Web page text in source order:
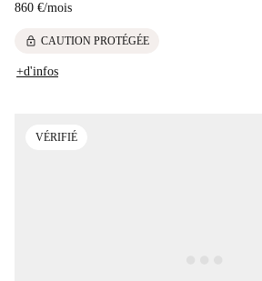
860 €/mois
lock CAUTION PROTÉGÉE
+d'infos
VÉRIFIÉ